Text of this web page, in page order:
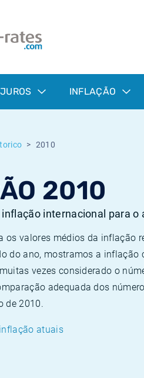
INFLAÇÃO
2010
2010
internacional para o
os valores médios da inflação
do ano, mostramos a inflação
vezes considerado o
adequada dos
de 2010.
atuais